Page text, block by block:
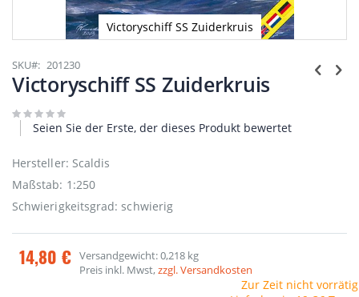
Victoryschiff SS Zuiderkruis
Anfang
der
Bildgalerie
SKU 201230
Victoryschiff SS Zuiderkruis
Seien Sie der Erste, der dieses Produkt bewertet
Hersteller: Scaldis
Maßstab: 1:250
Schwierigkeitsgrad: schwierig
14,80 € Versandgewicht: 0,218 kg
Preis inkl. Mwst,zzgl. Versandkosten
Zur Zeit nicht